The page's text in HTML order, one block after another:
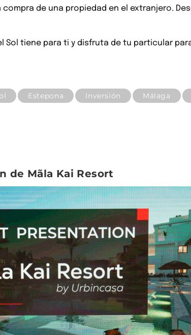
de una propiedad en el extranjero.
Sol tiene para ti y disfruta de tu particular
Estepona Inversión Málaga
de Mãla Kai Resort